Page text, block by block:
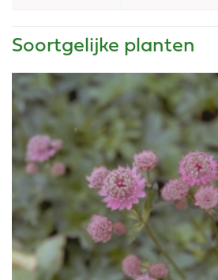
Soortgelijke planten